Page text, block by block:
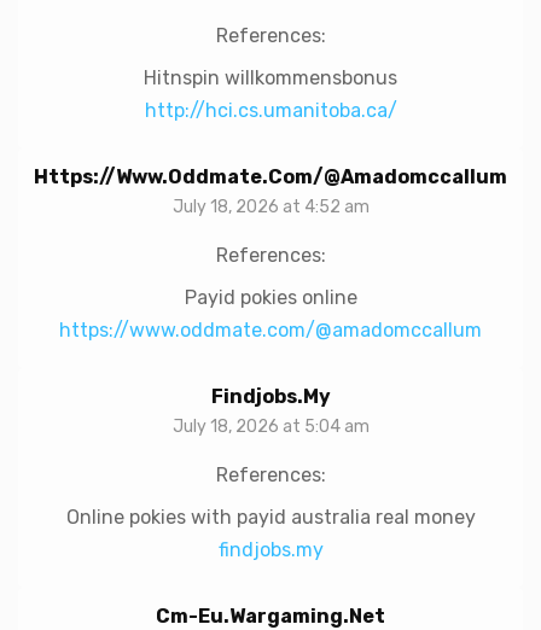
References:
Hitnspin willkommensbonus
http://hci.cs.umanitoba.ca/
Https://www.oddmate.com/@amadomccallum
July 18, 2026 at 4:52 am
References:
Payid pokies online
https://www.oddmate.com/@amadomccallum
Findjobs.my
July 18, 2026 at 5:04 am
References:
Online pokies with payid australia real money
findjobs.my
Cm-Eu.wargaming.net